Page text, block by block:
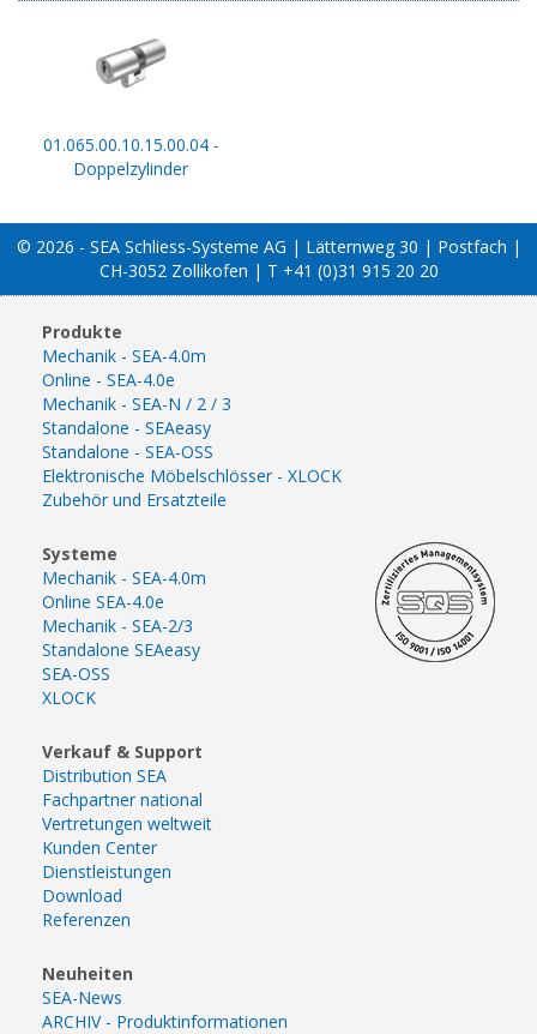
01.065.00.10.15.00.04 -
Doppelzylinder
© 2026 - SEA Schliess-Systeme AG | Lätternweg 30 | Postfach |
CH-3052 Zollikofen | T +41 (0)31 915 20 20
Produkte
Mechanik - SEA-4.0m
Online - SEA-4.0e
Mechanik - SEA-N / 2 / 3
Standalone - SEAeasy
Standalone - SEA-OSS
Elektronische Möbelschlösser - XLOCK
Zubehör und Ersatzteile
Systeme
Mechanik - SEA-4.0m
Online SEA-4.0e
Mechanik - SEA-2/3
Standalone SEAeasy
SEA-OSS
XLOCK
Verkauf & Support
Distribution SEA
Fachpartner national
Vertretungen weltweit
Kunden Center
Dienstleistungen
Download
Referenzen
Neuheiten
SEA-News
ARCHIV - Produktinformationen